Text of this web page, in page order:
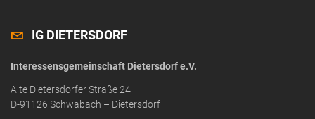
IG DIETERSDORF
Interessensgemeinschaft Dietersdorf e.V.
Alte Dietersdorfer Straße 24
D-91126 Schwabach – Dietersdorf